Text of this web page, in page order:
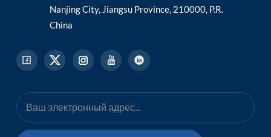
Nanjing City, Jiangsu Province, 210000, P.R.
China